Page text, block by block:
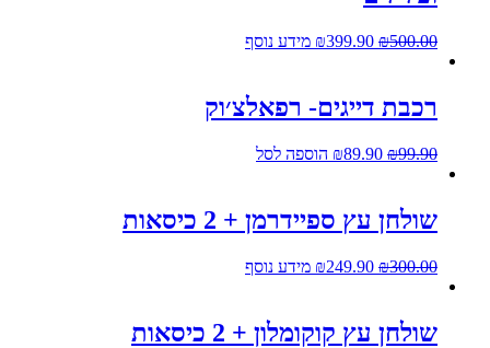
₪500.00
₪399.90 מידע נוסף
רכבת דייגים- רפאלצ׳וק
₪99.90
₪89.90 הוספה לסל
שולחן עץ ספיידרמן + 2 כיסאות
₪300.00
₪249.90 מידע נוסף
שולחן עץ קוקומלון + 2 כיסאות